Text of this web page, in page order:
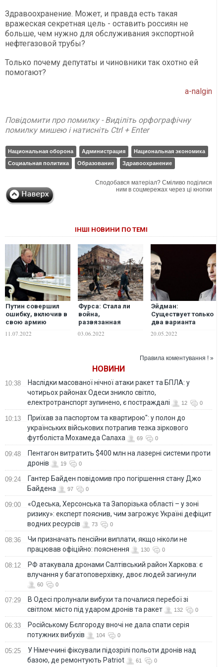
Здравоохранение. Может, и правда есть такая
вражеская секретная цель - оставить россиян не
больше, чем нужно для обслуживания экспортной
нефтегазовой трубы?
Только почему депутаты и чиновники так охотно ей
помогают?
a-nalgin
Повідомити про помилку - Виділіть орфографічну
помилку мишею і натисніть Ctrl + Enter
Национальная оборона Администрация
Национальная экономика
Социальная политика
Образование Здравоохранение
Сподобався матеріал? Сміливо поділися
ним в соцмережах через ці кнопки
ІНШІ НОВИНИ ПО ТЕМІ
Путин совершил
ошибку, включив в
свою армию
воображаемых
друзей, – Степова
11.07.2022
Фурса: Стала ли
война,
развязанная
Россией, тем
черным лебедем
03.06.2022
Эйдман:
Существует только
два варианта
развития событий
в России
20.05.2022
Правила коментування ! »
НОВИНИ
10:38
Наслідки масованої нічної атаки ракет та БПЛА: у
чотирьох районах Одеси зникло світло,
електротранспорт зупинено, є постраждалі
12 0
10:13
Приїхав за паспортом та квартирою": у полон до
українських військових потрапив тезка зіркового
футболіста Мохамеда Салаха
69 0
09:48
Пентагон витратить $400 млн на лазерні системи проти
дронів
19 0
09:24
Гантер Байден повідомив про погіршення стану Джо
Байдена
97 0
09:00
«Одеська, Херсонська та Запорізька області – у зоні
ризику»: експерт пояснив, чим загрожує Україні дефіцит
водних ресурсів
73 0
08:36
Чи призначать пенсійни виплати, якщо ніколи не
працював офіційно: пояснення
130 0
08:12
РФ атакувала дронами Салтівський район Харкова: є
влучання у багатоповерхівку, двоє людей загинули
60 0
07:29
В Одесі пролунали вибухи та почалися перебої зі
світлом: місто під ударом дронів та ракет
132 0
06:33
Російському Бєлгороду вночі не дала спати серія
потужних вибухів
104 0
05:25
У Німеччині фіксували підозрілі польоти дронів над
базою, де ремонтують Patriot
61 0